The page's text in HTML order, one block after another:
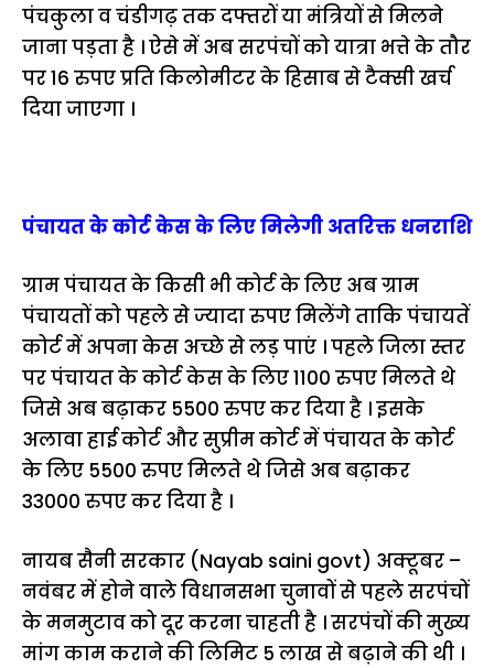
पंचकुला व चंडीगढ़ तक दफ्तरों या मंत्रियों से मिलने
जाना पड़ता है । ऐसे में अब सरपंचों को यात्रा भत्ते के तौर
पर 16 रुपए प्रति किलोमीटर के हिसाब से टैक्सी खर्च
दिया जाएगा ।
पंचायत के कोर्ट केस के लिए मिलेगी अतरिक्त धनराशि
ग्राम पंचायत के किसी भी कोर्ट के लिए अब ग्राम
पंचायतों को पहले से ज्यादा रुपए मिलेंगे ताकि पंचायतें
कोर्ट में अपना केस अच्छे से लड़ पाएं । पहले जिला स्तर
पर पंचायत के कोर्ट केस के लिए 1100 रुपए मिलते थे
जिसे अब बढ़ाकर 5500 रुपए कर दिया है । इसके
अलावा हाई कोर्ट और सुप्रीम कोर्ट में पंचायत के कोर्ट
के लिए 5500 रुपए मिलते थे जिसे अब बढ़ाकर
33000 रुपए कर दिया है ।
नायब सैनी सरकार (Nayab saini govt) अक्टूबर –
नवंबर में होने वाले विधानसभा चुनावों से पहले सरपंचों
के मनमुटाव को दूर करना चाहती है । सरपंचों की मुख्य
मांग काम कराने की लिमिट 5 लाख से बढ़ाने की थी ।